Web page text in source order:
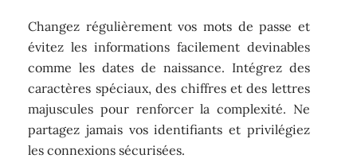
Changez régulièrement vos mots de passe et
évitez les informations facilement devinables
comme les dates de naissance. Intégrez des
caractères spéciaux, des chiffres et des lettres
majuscules pour renforcer la complexité. Ne
partagez jamais vos identifiants et privilégiez
les connexions sécurisées.